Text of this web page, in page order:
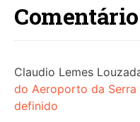
Claudio Lemes
do Aeroporto da Serra
definido